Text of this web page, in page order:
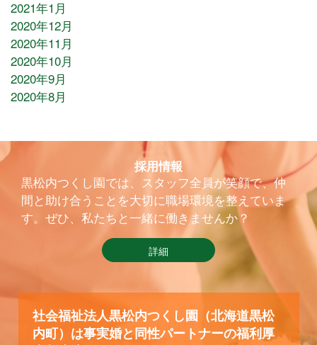
2021年1月
2020年12月
2020年11月
2020年10月
2020年9月
2020年8月
採用情報
黒松内つくし園では、スタッフ全員が笑顔で、仲
間と助け合うことを大切に職場環境を整えていま
す。ぜひ、私たちと一緒に働きませんか？
詳細
社会福祉法人黒松内つくし園（北海道黒松
内町）は事実婚と同性パートナーの福利厚